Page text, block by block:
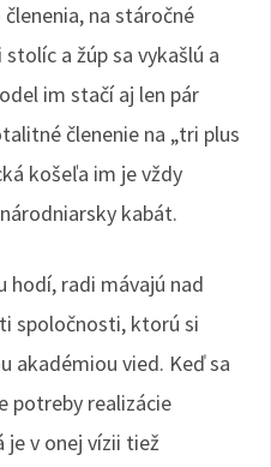
na stáročné
a žúp sa vykašlú a
im stačí aj len pár
členenie na „tri plus
košeľa im je vždy
kabát.
hodí, radi mávajú nad
spoločnosti, ktorú si
akadémiou vied. Keď sa
potreby realizácie
v onej vízii tiež